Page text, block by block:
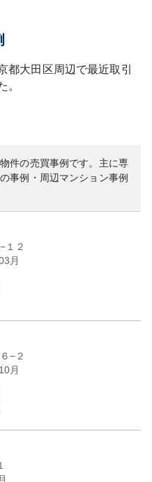
都大田区周辺で最近取引
。
件の売買事例です。 主に専
事例・周辺マンション事例
１２
月
−２
月